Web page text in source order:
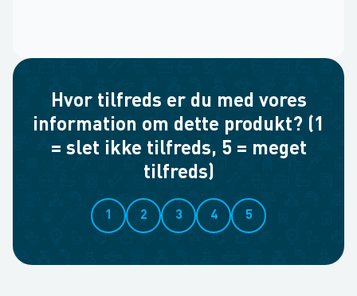
Hvor tilfreds er du med vores
information om dette produkt? (1
= slet ikke tilfreds, 5 = meget
tilfreds)
1 2 3 4 5